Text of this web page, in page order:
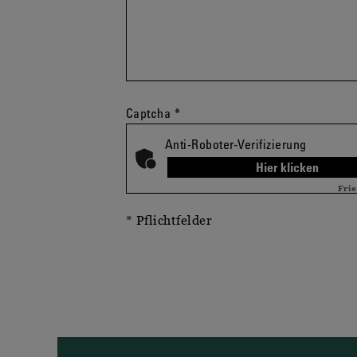
Captcha *
Anti-Roboter-Verifizierung
Hier klicken
* Pflichtfelder